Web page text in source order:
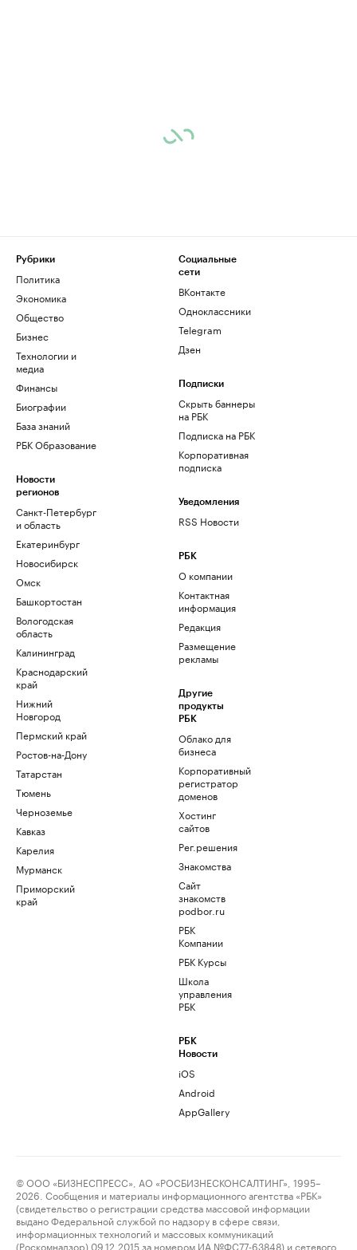
Рубрики
Политика
Экономика
Общество
Бизнес
Технологии и
медиа
Финансы
Биографии
База знаний
РБК Образование
Новости
регионов
Санкт-Петербург
и область
Екатеринбург
Новосибирск
Омск
Башкортостан
Вологодская
область
Калининград
Краснодарский
край
Нижний
Новгород
Пермский край
Ростов-на-Дону
Татарстан
Тюмень
Черноземье
Кавказ
Карелия
Мурманск
Приморский
край
Социальные
сети
ВКонтакте
Одноклассники
Telegram
Дзен
Подписки
Скрыть баннеры
на РБК
Подписка на РБК
Корпоративная
подписка
Уведомления
RSS Новости
РБК
О компании
Контактная
информация
Редакция
Размещение
рекламы
Другие
продукты
РБК
Облако для
бизнеса
Корпоративный
регистратор
доменов
Хостинг
сайтов
Рег.решения
Знакомства
Сайт
знакомств
podbor.ru
РБК
Компании
РБК Курсы
Школа
управления
РБК
РБК
Новости
iOS
Android
AppGallery
© ООО «БИЗНЕСПРЕСС», АО «РОСБИЗНЕСКОНСАЛТИНГ», 1995–
2026. Сообщения и материалы информационного агентства «РБК»
(свидетельство о регистрации средства массовой информации
выдано Федеральной службой по надзору в сфере связи,
информационных технологий и массовых коммуникаций
(Роскомнадзор) 09.12.2015 за номером ИА №ФС77-63848) и сетевого